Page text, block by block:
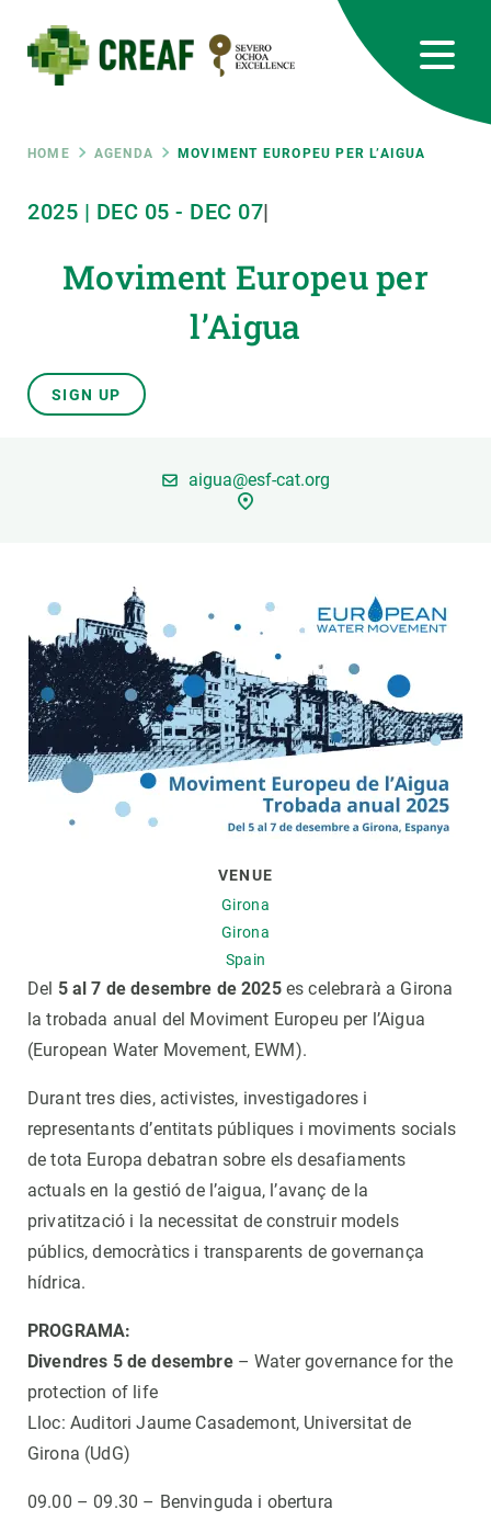
main
content
Breadcrumb
HOME AGENDA MOVIMENT EUROPEU PER L’AIGUA
2025 | DEC 05 - DEC 07|
Moviment Europeu per
l’Aigua
SIGN UP
aigua@esf-cat.org
VENUE
Girona
Girona
Spain
Del 5 al 7 de desembre de 2025es celebrarà a Girona
la trobada anual del Moviment Europeu per l’Aigua
(European Water Movement, EWM).
Durant tres dies, activistes, investigadores i
representants d’entitats públiques i moviments socials
de tota Europa debatran sobre els desafiaments
actuals en la gestió de l’aigua, l’avanç de la
privatització i la necessitat de construir models
públics, democràtics i transparents de governança
hídrica.
PROGRAMA:
Divendres 5 de desembre– Water governance for the
protection of life
Lloc: Auditori Jaume Casademont, Universitat de
Girona (UdG)
09.00 – 09.30 – Benvinguda i obertura
RRSS
Featured
responsive
INTRANET
Responsive
menu
RESEARCH
NEWS AND AGENDA